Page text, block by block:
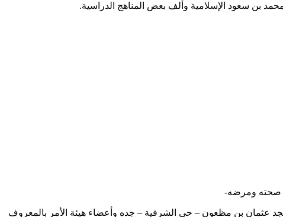
بن سعود الإسلامية وألف بعض المناهج الدراسية.
صحته ومرضه-
مسجد عثمان بن مظعون – حي الشرفية – جده وأعضاء هيئة الأمر بالمعروف